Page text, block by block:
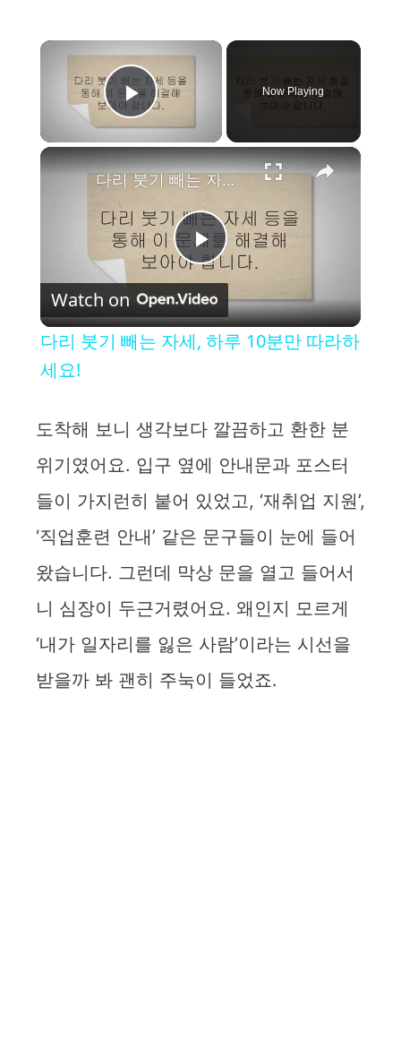
×
Play Video
Now Playing
×
P
l
y
V
i
d
e
o
다리 붓기 빼는 자세, 하루 10분만 따라하세요!
Watch on
다리 붓기 빼는 자세, 하루 10분만 따라하
세요!
도착해 보니 생각보다 깔끔하고 환한 분
위기였어요. 입구 옆에 안내문과 포스터
들이 가지런히 붙어 있었고, ‘재취업 지원’,
‘직업훈련 안내’ 같은 문구들이 눈에 들어
왔습니다. 그런데 막상 문을 열고 들어서
니 심장이 두근거렸어요. 왜인지 모르게
‘내가 일자리를 잃은 사람’이라는 시선을
받을까 봐 괜히 주눅이 들었죠.